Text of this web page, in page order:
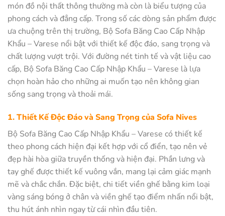
món đồ nội thất thông thường mà còn là biểu tượng của
phong cách và đẳng cấp. Trong số các dòng sản phẩm được
ưa chuộng trên thị trường, Bộ Sofa Băng Cao Cấp Nhập
Khẩu – Varese nổi bật với thiết kế độc đáo, sang trọng và
chất lượng vượt trội. Với đường nét tinh tế và vật liệu cao
cấp, Bộ Sofa Băng Cao Cấp Nhập Khẩu – Varese là lựa
chọn hoàn hảo cho những ai muốn tạo nên không gian
sống sang trọng và thoải mái.
1. Thiết Kế Độc Đáo và Sang Trọng của Sofa Nives
Bộ Sofa Băng Cao Cấp Nhập Khẩu – Varese có thiết kế
theo phong cách hiện đại kết hợp với cổ điển, tạo nên vẻ
đẹp hài hòa giữa truyền thống và hiện đại. Phần lưng và
tay ghế được thiết kế vuông vắn, mang lại cảm giác mạnh
mẽ và chắc chắn. Đặc biệt, chi tiết viền ghế bằng kim loại
vàng sáng bóng ở chân và viền ghế tạo điểm nhấn nổi bật,
thu hút ánh nhìn ngay từ cái nhìn đầu tiên.